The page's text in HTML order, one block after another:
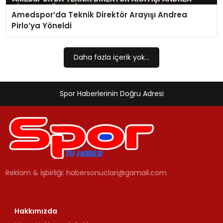
MAGAZIN
Amedspor’da Teknik Direktör Arayışı Andrea
Pirlo’ya Yöneldi
Daha fazla içerik yok...
Spor Haberlerinin Doğru Adresi
Reklam & İşbirliği:habersonuclari@gamail.com
Hakkımızda